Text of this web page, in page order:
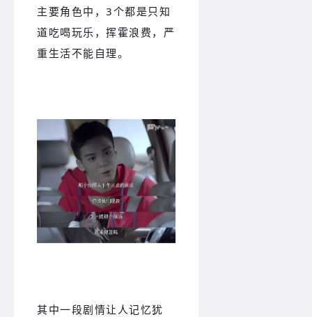
主要角色中，3个都是只知
道吃喝玩乐，挥霍浪费，严
重生活不能自理。
其中一段剧情让人记忆犹